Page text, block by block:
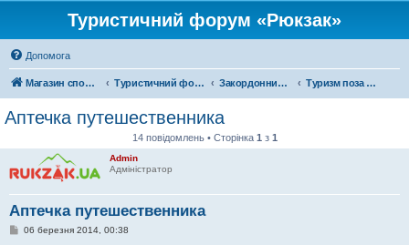
Туристичний форум «Рюкзак»
Допомога
Магазин спорядження Туристичний форум «Рюкзак» Закордонний туризм Туризм поза територією України
Аптечка путешественника
14 повідомлень • Сторінка 1 з 1
Admin
Адміністратор
Аптечка путешественника
П06 березня 2014, 00:38